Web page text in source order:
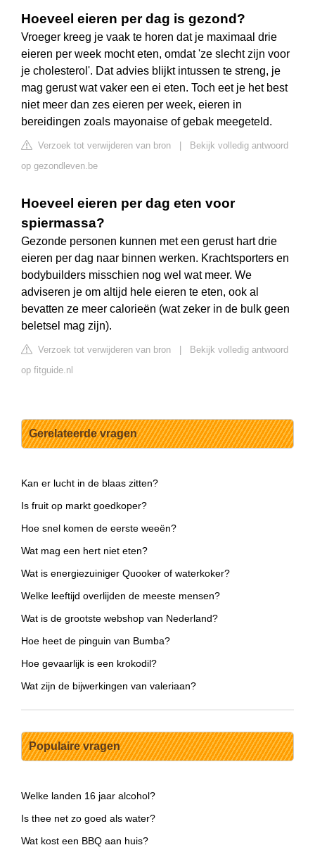
Hoeveel eieren per dag is gezond?
Vroeger kreeg je vaak te horen dat je maximaal drie
eieren per week mocht eten, omdat 'ze slecht zijn voor
je cholesterol'. Dat advies blijkt intussen te streng, je
mag gerust wat vaker een ei eten. Toch eet je het best
niet meer dan zes eieren per week, eieren in
bereidingen zoals mayonaise of gebak meegeteld.
Verzoek tot verwijderen van bron
Bekijk volledig antwoord
op gezondleven.be
Hoeveel eieren per dag eten voor
spiermassa?
Gezonde personen kunnen met een gerust hart drie
eieren per dag naar binnen werken. Krachtsporters en
bodybuilders misschien nog wel wat meer. We
adviseren je om altijd hele eieren te eten, ook al
bevatten ze meer calorieën (wat zeker in de bulk geen
beletsel mag zijn).
Verzoek tot verwijderen van bron
Bekijk volledig antwoord
op fitguide.nl
Gerelateerde vragen
Kan er lucht in de blaas zitten?
Is fruit op markt goedkoper?
Hoe snel komen de eerste weeën?
Wat mag een hert niet eten?
Wat is energiezuiniger Quooker of waterkoker?
Welke leeftijd overlijden de meeste mensen?
Wat is de grootste webshop van Nederland?
Hoe heet de pinguin van Bumba?
Hoe gevaarlijk is een krokodil?
Wat zijn de bijwerkingen van valeriaan?
Populaire vragen
Welke landen 16 jaar alcohol?
Is thee net zo goed als water?
Wat kost een BBQ aan huis?